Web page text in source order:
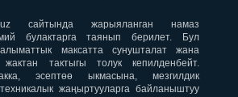
сайтында жарыяланган намаз
булактарга таянып берилет. Бул
максатта сунушталат жана
тактыгы толук кепилденбейт.
эсептөө ыкмасына, мезгилдик
жаңыртууларга байланыштуу